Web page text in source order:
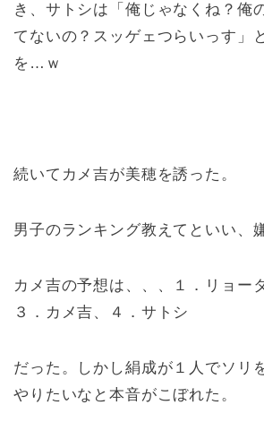
き、サトシは「俺じゃなくね？俺
てないの？スッゲェつらいっす」
を…ｗ
続いてカメ吉が美穂を誘った。
男子のランキング教えてといい、
カメ吉の予想は、、、１．リョー
３．カメ吉、４．サトシ
だった。しかし絹成が１人でソリ
やりたいなと本音がこぼれた。